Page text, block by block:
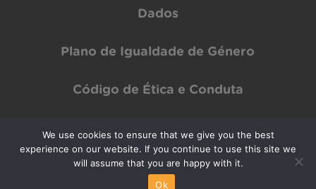
Dados
Plano de Igualdade de Género
Código de Ética e Conduta
Copyright © INOV Inesc 2024 All rights Reserved | Designed byPAR Design
We use cookies to ensure that we give you the best
experience on our website. If you continue to use this site we
will assume that you are happy with it.
Ok